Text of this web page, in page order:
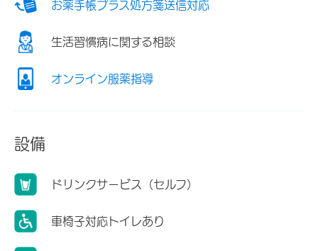
お薬手帳プラス処方箋送信対応
生活習慣病に関する相談
オンライン服薬指導
設備
ドリンクサービス（セルフ）
車椅子対応トイレあり